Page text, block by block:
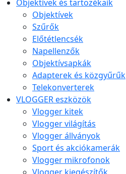
Objektívek és tartozékaik
Objektívek
Szűrők
Előtétlencsék
Napellenzők
Objektívsapkák
Adapterek és közgyűrűk
Telekonverterek
VLOGGER eszközök
Vlogger kitek
Vlogger világítás
Vlogger állványok
Sport és akciókamerák
Vlogger mikrofonok
Vlogger kiegészítők